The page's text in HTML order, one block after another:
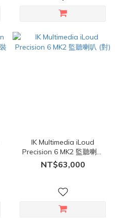
IK Multimedia iLoud
Precision 6 MK2 監聽喇叭
(對)
NT$63,000